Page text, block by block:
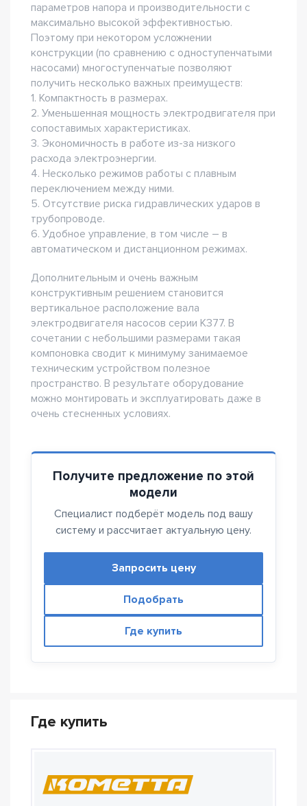
параметров напора и производительности с
максимально высокой эффективностью.
Поэтому при некотором усложнении
конструкции (по сравнению с одноступенчатыми
насосами) многоступенчатые позволяют
получить несколько важных преимуществ:
1. Компактность в размерах.
2. Уменьшенная мощность электродвигателя при
сопоставимых характеристиках.
3. Экономичность в работе из-за низкого
расхода электроэнергии.
4. Несколько режимов работы с плавным
переключением между ними.
5. Отсутствие риска гидравлических ударов в
трубопроводе.
6. Удобное управление, в том числе – в
автоматическом и дистанционном режимах.
Дополнительным и очень важным
конструктивным решением становится
вертикальное расположение вала
электродвигателя насосов серии К377. В
сочетании с небольшими размерами такая
компоновка сводит к минимуму занимаемое
техническим устройством полезное
пространство. В результате оборудование
можно монтировать и эксплуатировать даже в
очень стесненных условиях.
Получите предложение по этой
модели
Специалист подберёт модель под вашу
систему и рассчитает актуальную цену.
Запросить цену
Подобрать
Где купить
Где купить